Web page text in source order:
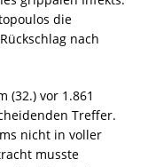
die
nach
(32.) vor 1.861
Treffer.
nicht in voller
musste